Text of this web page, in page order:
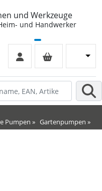
und Werkzeuge
und Handwerker
Pumpen » Gartenpumpen »